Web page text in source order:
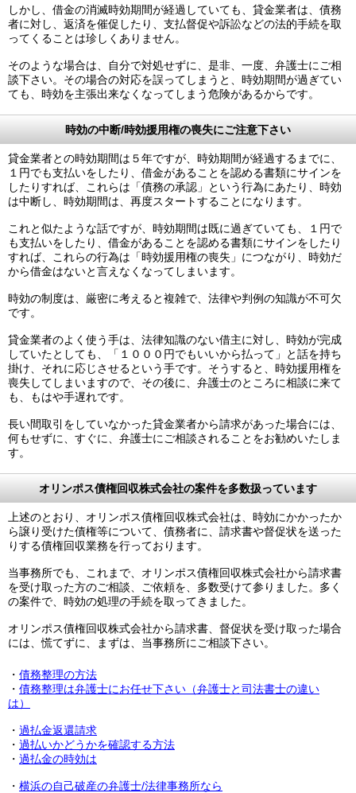
しかし、借金の消滅時効期間が経過していても、貸金業者は、債務
者に対し、返済を催促したり、支払督促や訴訟などの法的手続を取
ってくることは珍しくありません。
そのような場合は、自分で対処せずに、是非、一度、弁護士にご相
談下さい。その場合の対応を誤ってしまうと、時効期間が過ぎてい
ても、時効を主張出来なくなってしまう危険があるからです。
時効の中断/時効援用権の喪失にご注意下さい
貸金業者との時効期間は５年ですが、時効期間が経過するまでに、
１円でも支払いをしたり、借金があることを認める書類にサインを
したりすれば、これらは「債務の承認」という行為にあたり、時効
は中断し、時効期間は、再度スタートすることになります。
これと似たような話ですが、時効期間は既に過ぎていても、１円で
も支払いをしたり、借金があることを認める書類にサインをしたり
すれば、これらの行為は「時効援用権の喪失」につながり、時効だ
から借金はないと言えなくなってしまいます。
時効の制度は、厳密に考えると複雑で、法律や判例の知識が不可欠
です。
貸金業者のよく使う手は、法律知識のない借主に対し、時効が完成
していたとしても、「１０００円でもいいから払って」と話を持ち
掛け、それに応じさせるという手です。そうすると、時効援用権を
喪失してしまいますので、その後に、弁護士のところに相談に来て
も、もはや手遅れです。
長い間取引をしていなかった貸金業者から請求があった場合には、
何もせずに、すぐに、弁護士にご相談されることをお勧めいたしま
す。
オリンポス債権回収株式会社の案件を多数扱っています
上述のとおり、オリンポス債権回収株式会社は、時効にかかったか
ら譲り受けた債権等について、債務者に、請求書や督促状を送った
りする債権回収業務を行っております。
当事務所でも、これまで、オリンポス債権回収株式会社から請求書
を受け取った方のご相談、ご依頼を、多数受けて参りました。多く
の案件で、時効の処理の手続を取ってきました。
オリンポス債権回収株式会社から請求書、督促状を受け取った場合
には、慌てずに、まずは、当事務所にご相談下さい。
・ 債務整理の方法
・ 債務整理は弁護士にお任せ下さい（弁護士と司法書士の違い
は）
・ 過払金返還請求
・ 過払いかどうかを確認する方法
・ 過払金の時効は
・ 横浜の自己破産の弁護士/法律事務所なら